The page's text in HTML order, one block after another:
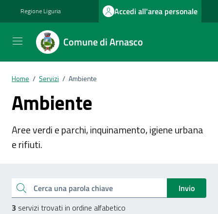
Regione Liguria Accedi all'area personale
Comune di Arnasco
Home / Servizi / Ambiente
Ambiente
Aree verdi e parchi, inquinamento, igiene urbana
e rifiuti.
Cerca una parola chiave
Invio
3 servizi trovati in ordine alfabetico